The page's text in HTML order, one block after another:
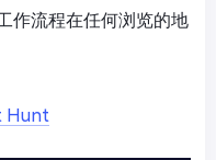
作流程在任何浏览的地
Hunt